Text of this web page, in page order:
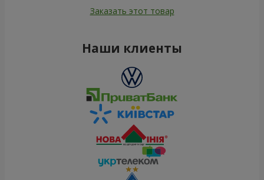
Заказать этот товар
Наши клиенты